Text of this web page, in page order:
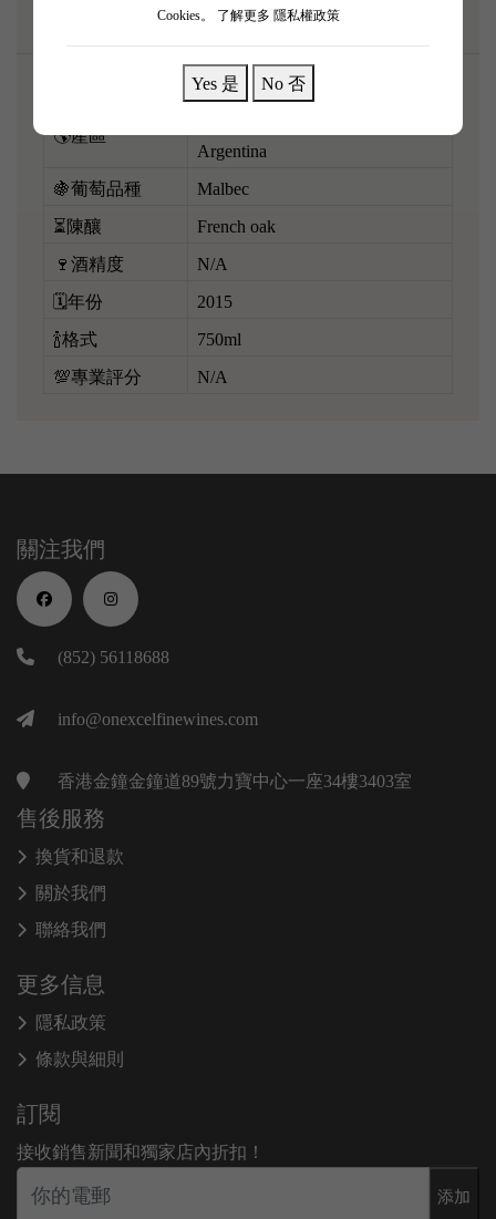
Cookies。
了解更多 隱私權政策
Yes 是 No 否
🌎產區
Argentina
🍇葡萄品種 Malbec
⏳陳釀 French oak
🍷酒精度 N/A
🗓️年份 2015
🍾格式 750ml
💯專業評分 N/A
關注我們
(852) 56118688
info@onexcelfinewines.com
香港金鐘金鐘道89號力寶中心一座34樓3403室
售後服務
換貨和退款
關於我們
聯絡我們
更多信息
隱私政策
條款與細則
訂閱
接收銷售新聞和獨家店內折扣！
添加